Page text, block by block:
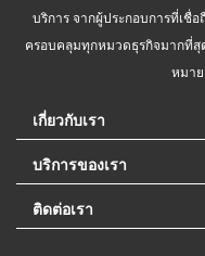
บริการ จากผู้ประกอบการที่เชื่
ครอบคลุมทุกหมวดธุรกิจมากที่สุ
หมา
เกี่ยวกับเรา
บริการของเรา
ติดต่อเรา